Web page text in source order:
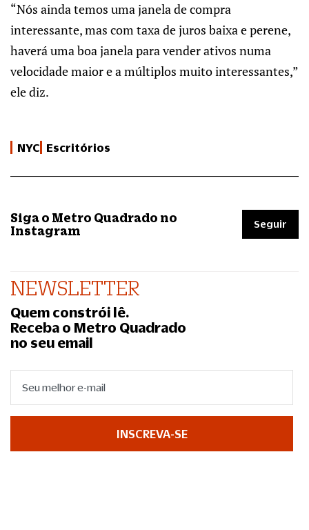
“Nós ainda temos uma janela de compra
interessante, mas com taxa de juros baixa e perene,
haverá uma boa janela para vender ativos numa
velocidade maior e a múltiplos muito interessantes,”
ele diz.
NYC Escritórios
Siga o Metro Quadrado no
Instagram
Seguir
NEWSLETTER
Quem constrói lê.
Receba o Metro Quadrado
no seu email
INSCREVA-SE